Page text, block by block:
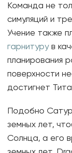
Команда не
симуляций и
Учение также
гарнитурув
планирования
поверхности
достигнет
Подобно
земных лет,
Солнца, а его